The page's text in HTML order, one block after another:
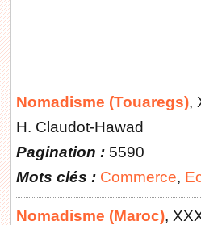
Nomadisme (Touaregs),
H. Claudot-Hawad
Pagination : 5590
Mots clés : Commerce,
Nomadisme (Maroc),